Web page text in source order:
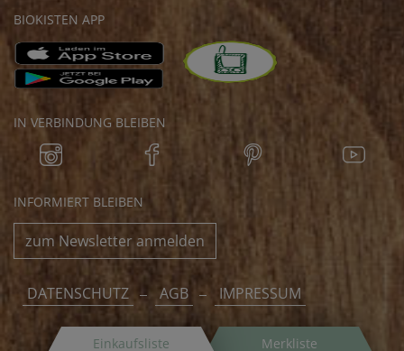
Einkaufsliste Merkliste
BIOKISTEN APP
IN VERBINDUNG BLEIBEN
INFORMIERT BLEIBEN
zum Newsletter anmelden
DATENSCHUTZ AGB IMPRESSUM